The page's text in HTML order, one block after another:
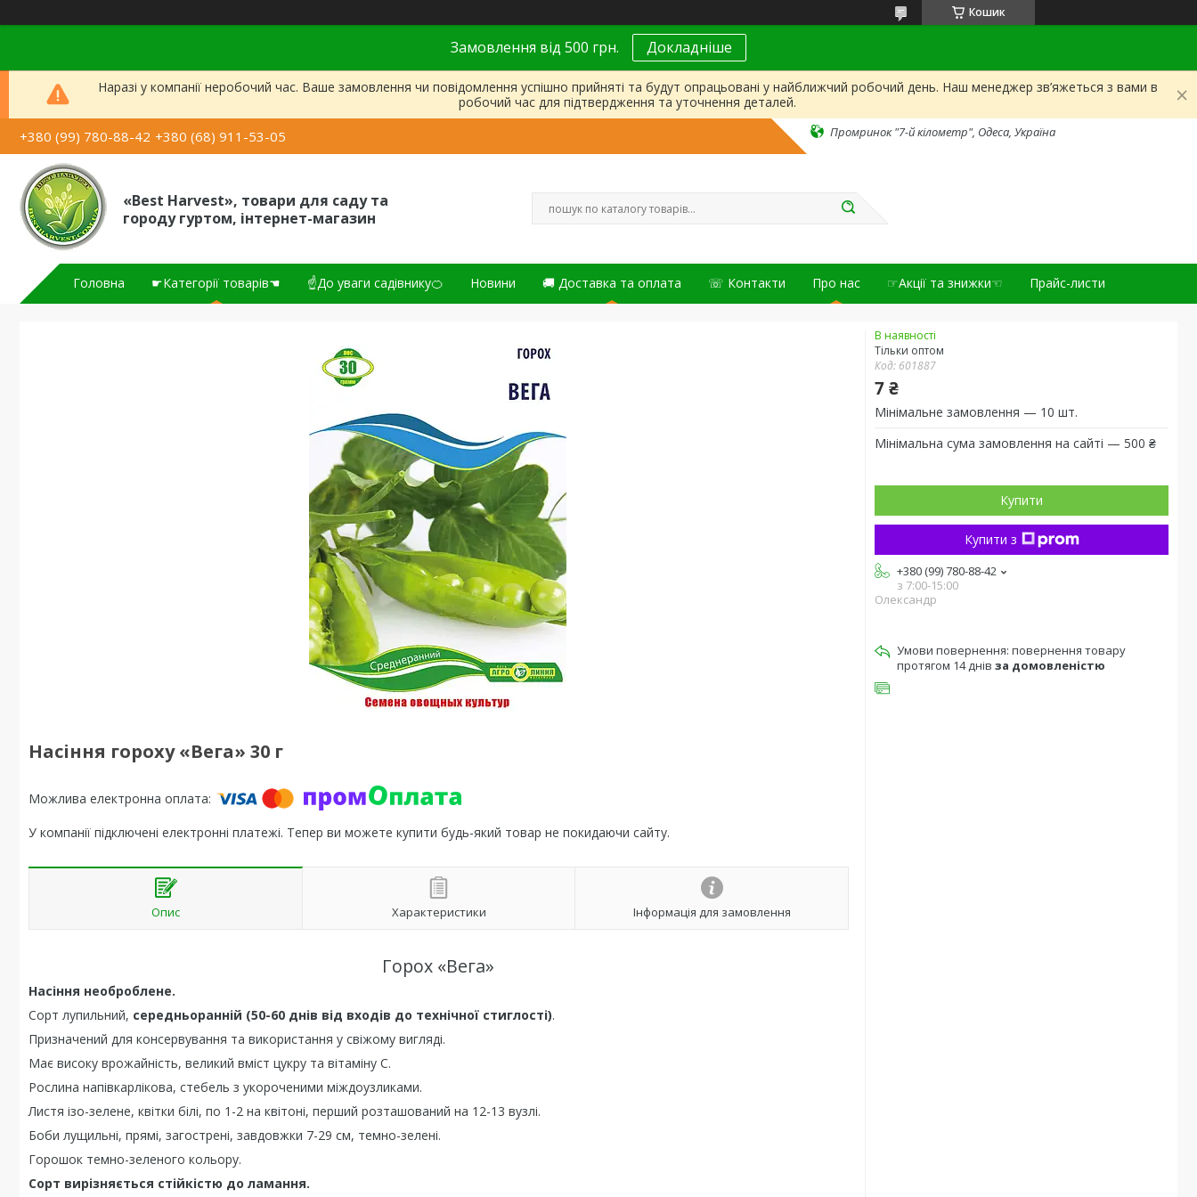
Кошик
Замовлення від 500 грн. Докладніше
Наразі у компанії неробочий час. Ваше замовлення чи повідомлення успішно прийняті та будут опрацьовані у найближчий робочий день. Наш менеджер зв’яжеться з вами в
робочий час для підтвердження та уточнення деталей.
+380 (99) 780-88-42 +380 (68) 911-53-05 Промринок "7-й кілометр", Одеса, Україна
«Best Harvest», товари для саду та
городу гуртом, інтернет-магазин
Головна ☛Категорії товарів☚ ☝До уваги садівнику🍊 Новини 🚚 Доставка та оплата ☏ Контакти Про нас ☞Акції та знижки☜ Прайс-листи
Насіння гороху «Вега» 30 г
У компанії підключені електронні платежі. Тепер ви можете купити будь-який товар не покидаючи сайту.
Опис Характеристики Інформація для замовлення
Горох «Вега»
Насіння необроблене.
Сорт лупильний, середньоранній (50-60 днів від входів до технічної стиглості).
Призначений для консервування та використання у свіжому вигляді.
Має високу врожайність, великий вміст цукру та вітаміну С.
Рослина напівкарлікова, стебель з укороченими міждоузликами.
Листя ізо-зелене, квітки білі, по 1-2 на квітоні, перший розташований на 12-13 вузлі.
Боби лущильні, прямі, загострені, завдовжки 7-29 см, темно-зелені.
Горошок темно-зеленого кольору.
Сорт вирізняється стійкістю до ламання.
В наявності
Тільки оптом
Код: 601887
7 ₴
Мінімальне замовлення — 10 шт.
Мінімальна сума замовлення на сайті — 500 ₴
Купити
Купити з
+380 (99) 780-88-42
з 7:00-15:00
Олександр
повернення товару
протягом 14 днів за домовленістю